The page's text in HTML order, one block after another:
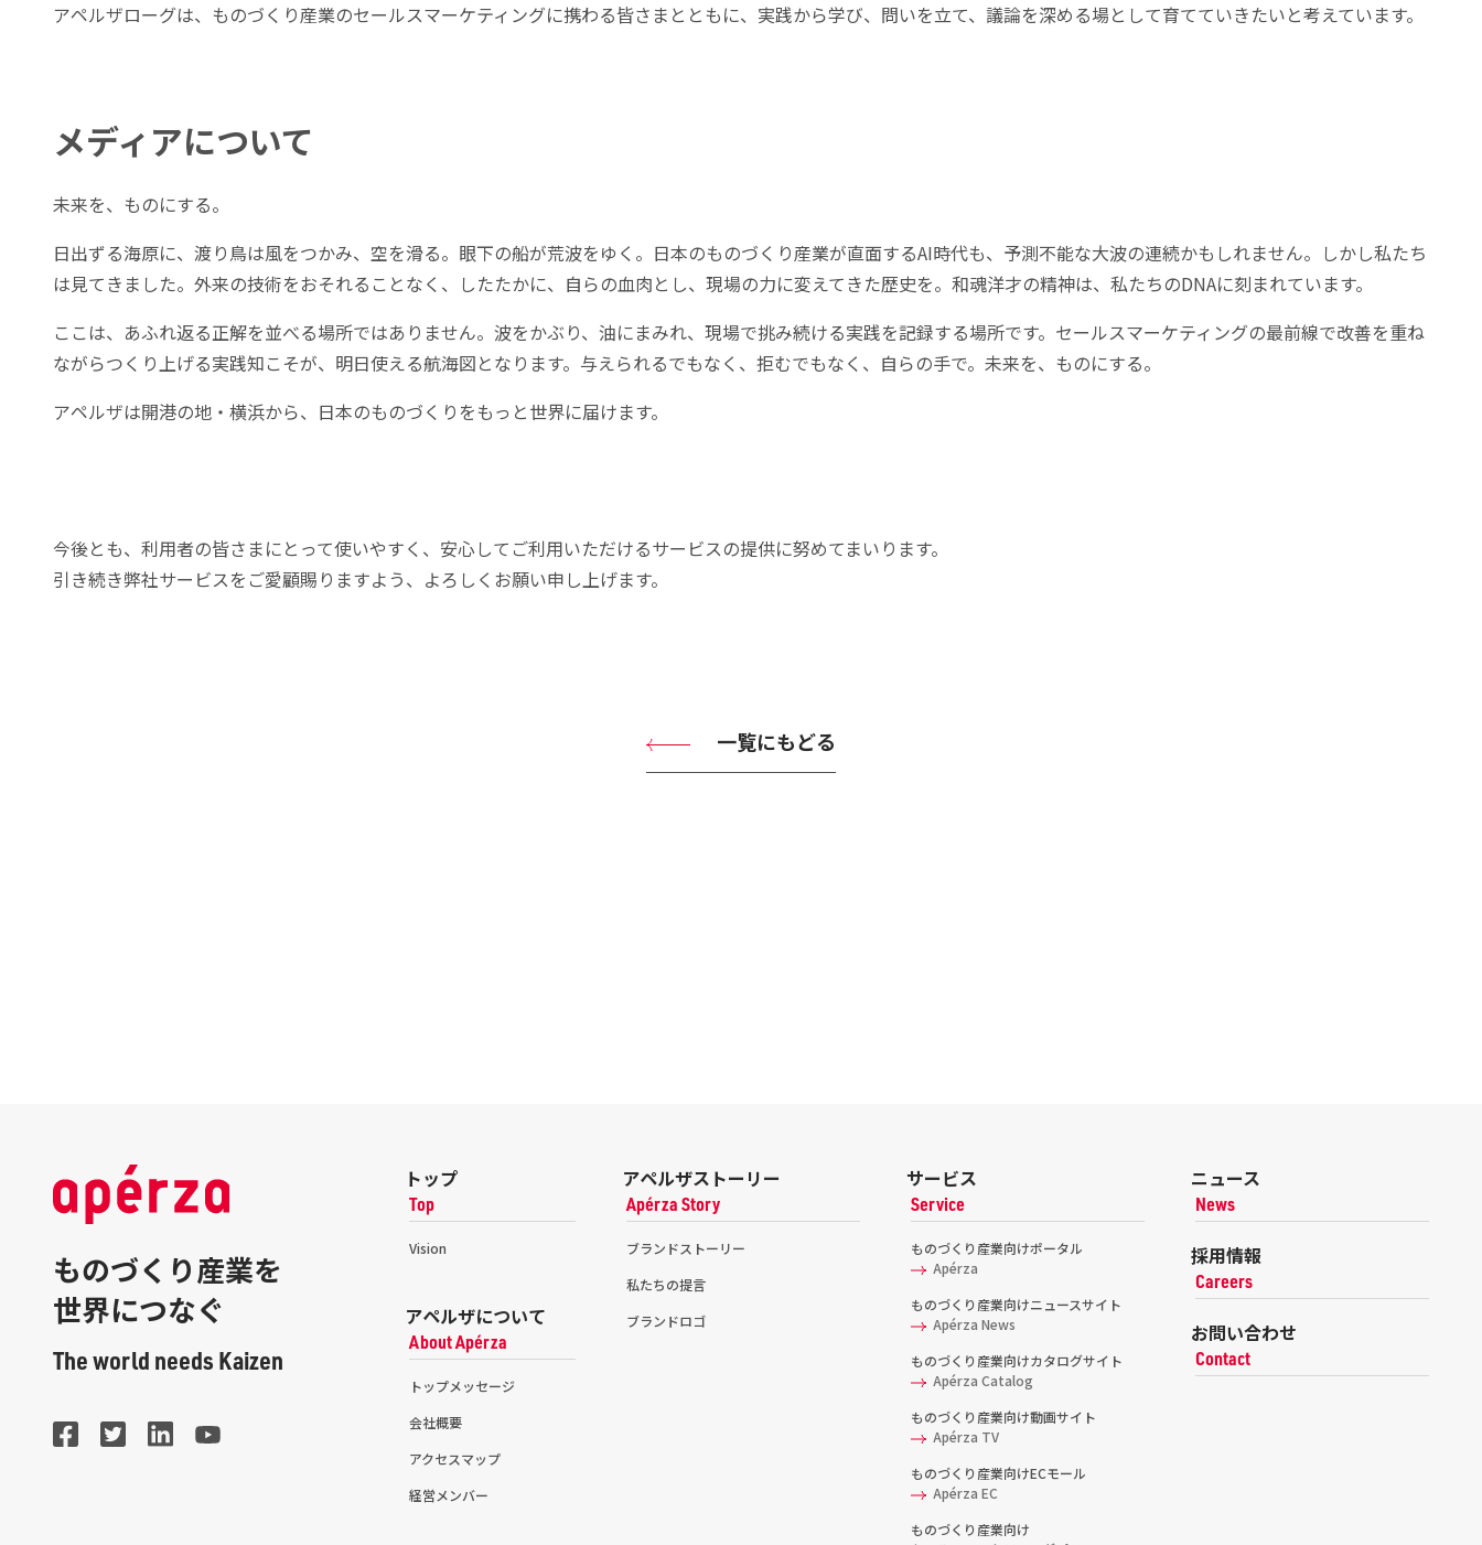
アペルザローグは、ものづくり産業のセールスマーケティングに携わる皆さまとともに、実践から学び、問いを立て、議論を深める場として育てていきたいと考えています。
メディアについて
未来を、ものにする。
日出ずる海原に、渡り鳥は風をつかみ、空を滑る。眼下の船が荒波をゆく。日本のものづくり産業が直面するAI時代も、予測不能な大波の連続かもしれません。しかし私たち
は見てきました。外来の技術をおそれることなく、したたかに、自らの血肉とし、現場の力に変えてきた歴史を。和魂洋才の精神は、私たちのDNAに刻まれています。
ここは、あふれ返る正解を並べる場所ではありません。波をかぶり、油にまみれ、現場で挑み続ける実践を記録する場所です。セールスマーケティングの最前線で改善を重ね
ながらつくり上げる実践知こそが、明日使える航海図となります。与えられるでもなく、拒むでもなく、自らの手で。未来を、ものにする。
アペルザは開港の地・横浜から、日本のものづくりをもっと世界に届けます。
今後とも、利用者の皆さまにとって使いやすく、安心してご利用いただけるサービスの提供に努めてまいります。
引き続き弊社サービスをご愛顧賜りますよう、よろしくお願い申し上げます。
一覧にもどる
ものづくり産業を
世界につなぐ
The world needs Kaizen
トップ
Top
Vision
アペルザについて
About Apérza
トップメッセージ
会社概要
アクセスマップ
経営メンバー
アペルザストーリー
Apérza Story
ブランドストーリー
私たちの提言
ブランドロゴ
サービス
Service
ものづくり産業向けポータル
Apérza
ものづくり産業向けニュースサイト
Apérza News
ものづくり産業向けカタログサイト
Apérza Catalog
ものづくり産業向け動画サイト
Apérza TV
ものづくり産業向けECモール
Apérza EC
ものづくり産業向け
ニュース
News
採用情報
Careers
お問い合わせ
Contact